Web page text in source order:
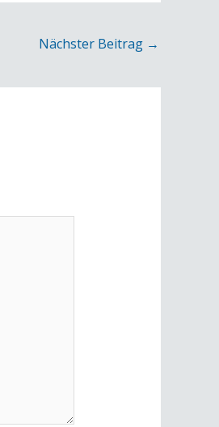
Nächster Beitrag →